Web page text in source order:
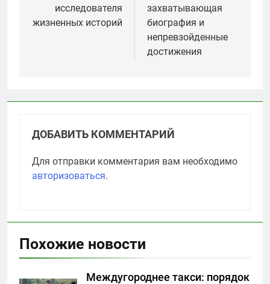
исследователя
жизненных историй
захватывающая
биография и
непревзойденные
достижения
ДОБАВИТЬ КОММЕНТАРИЙ
Для отправки комментария вам необходимо
авторизоваться.
Похожие новости
Междугороднее такси: порядок